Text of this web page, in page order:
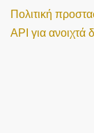
Πολιτική
API για ανοιχτά